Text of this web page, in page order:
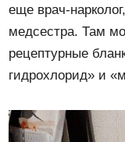
еще врач-
медсестра. Там
рецептурные
гидрохлорид» и